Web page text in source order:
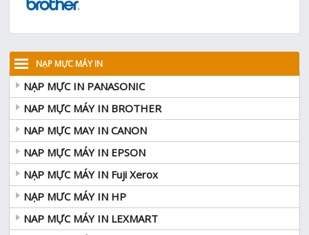
NẠP MỰC MÁY IN
NẠP MỰC IN PANASONIC
NAP MỰC MÁY IN BROTHER
NAP MỰC MAY IN CANON
NAP MỰC MÁY IN EPSON
NẠP MỰC MÁY IN Fuji Xerox
NẠP MƯC MÁY IN HP
NAP MỰC MÁY IN LEXMART